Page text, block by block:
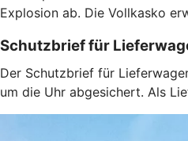
Explosion ab. Die Vollkasko
Schutzbrief für
Der Schutzbrief für
um die Uhr abgesichert. Als